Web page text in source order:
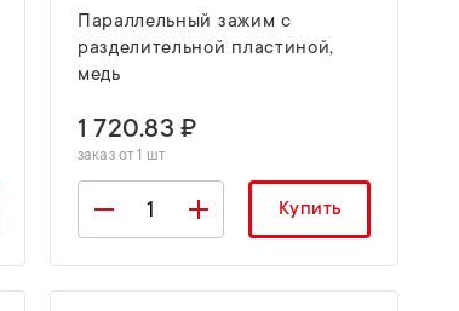
Параллельный зажим с
разделительной пластиной,
медь
1 720.83 ₽
заказ от 1 шт
Купить